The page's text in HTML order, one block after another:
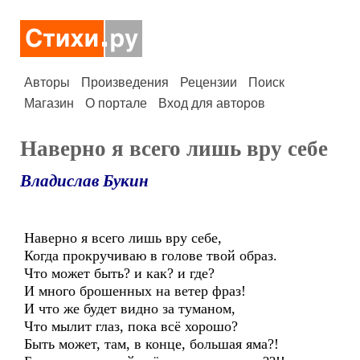
Авторы Произведения Рецензии
Поиск
Магазин
О портале Вход для авторов
Наверно я всего лишь вру себе
Владислав Букин
Наверно я всего лишь вру себе,
Когда прокручиваю в голове твой образ.
Что может быть? и как? и где?
И много брошенных на ветер фраз!
И что же будет видно за туманом,
Что мылит глаз, пока всё хорошо?
Быть может, там, в конце, большая яма?!